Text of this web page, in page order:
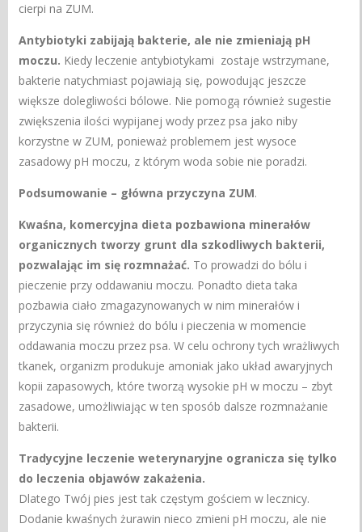
cierpi na ZUM.
Antybiotyki zabijają bakterie, ale nie zmieniają pH
moczu. Kiedy leczenie antybiotykami zostaje wstrzymane,
bakterie natychmiast pojawiają się, powodując jeszcze
większe dolegliwości bólowe. Nie pomogą również sugestie
zwiększenia ilości wypijanej wody przez psa jako niby
korzystne w ZUM, ponieważ problemem jest wysoce
zasadowy pH moczu, z którym woda sobie nie poradzi.
Podsumowanie – główna przyczyna ZUM.
Kwaśna, komercyjna dieta pozbawiona minerałów
organicznych tworzy grunt dla szkodliwych bakterii,
pozwalając im się rozmnażać. To prowadzi do bólu i
pieczenie przy oddawaniu moczu. Ponadto dieta taka
pozbawia ciało zmagazynowanych w nim minerałów i
przyczynia się również do bólu i pieczenia w momencie
oddawania moczu przez psa. W celu ochrony tych wrażliwych
tkanek, organizm produkuje amoniak jako układ awaryjnych
kopii zapasowych, które tworzą wysokie pH w moczu – zbyt
zasadowe, umożliwiając w ten sposób dalsze rozmnażanie
bakterii.
Tradycyjne leczenie weterynaryjne ogranicza się tylko
do leczenia objawów zakażenia.
Dlatego Twój pies jest tak częstym gościem w lecznicy.
Dodanie kwaśnych żurawin nieco zmieni pH moczu, ale nie